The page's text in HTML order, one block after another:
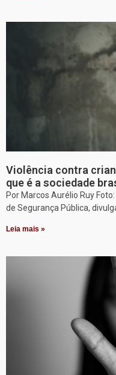
Violência contra
que é a sociedade
Por Marcos Aurélio Ruy
de Segurança Pública,
Leia mais »